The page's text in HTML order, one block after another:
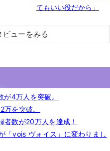
てもいい役だから」
ューをみる
4万人を突破。
を突破。
数が20万人を達成！
vois ヴォイス」に変わりまし